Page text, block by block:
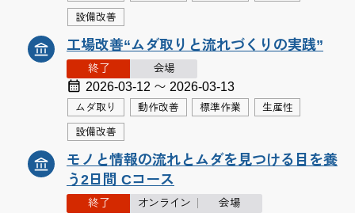
設備改善
工場改善“ムダ取りと流れづくりの実践”
終了 会場
2026-03-12 〜 2026-03-13
ムダ取り 動作改善 標準作業 生産性
設備改善
モノと情報の流れとムダを見つける目を養
う2日間 Cコース
終了 オンライン 会場